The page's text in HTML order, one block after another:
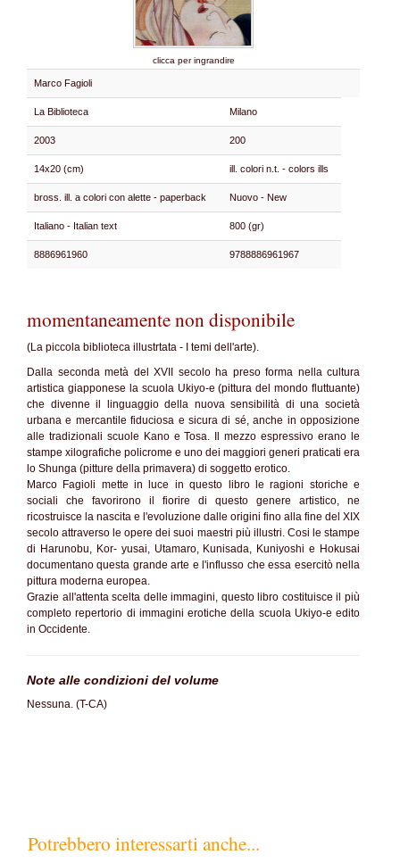
clicca per ingrandire
Marco Fagioli
La Biblioteca Milano
2003 200
14x20 (cm) ill. colori n.t. - colors ills
bross. ill. a colori con alette - paperback Nuovo - New
Italiano - Italian text 800 (gr)
8886961960 9788886961967
momentaneamente non disponibile
(La piccola biblioteca illustrtata - I temi dell'arte).
Dalla seconda metà del XVII secolo ha preso forma nella cultura
artistica giapponese la scuola Ukiyo-e (pittura del mondo fluttuante)
che divenne il linguaggio della nuova sensibilità di una società
urbana e mercantile fiduciosa e sicura di sé, anche in opposizione
alle tradizionali scuole Kano e Tosa. Il mezzo espressivo erano le
stampe xilografiche policrome e uno dei maggiori generi praticati era
lo Shunga (pitture della primavera) di soggetto erotico.
Marco Fagioli mette in luce in questo libro le ragioni storiche e
sociali che favorirono il fiorire di questo genere artistico, ne
ricostruisce la nascita e l'evoluzione dalle origini fino alla fine del XIX
secolo attraverso le opere dei suoi maestri più illustri. Cosi le stampe
di Harunobu, Kor- yusai, Utamaro, Kunisada, Kuniyoshi e Hokusai
documentano questa grande arte e l'influsso che essa esercitò nella
pittura moderna europea.
Grazie all'attenta scelta delle immagini, questo libro costituisce il più
completo repertorio di immagini erotiche della scuola Ukiyo-e edito
in Occidente.
Note alle condizioni del volume
Nessuna. (T-CA)
Potrebbero interessarti anche...